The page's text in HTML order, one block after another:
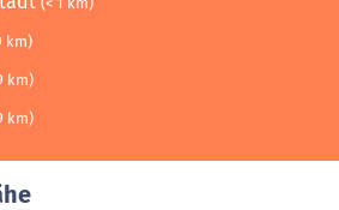
km)
km)
km)